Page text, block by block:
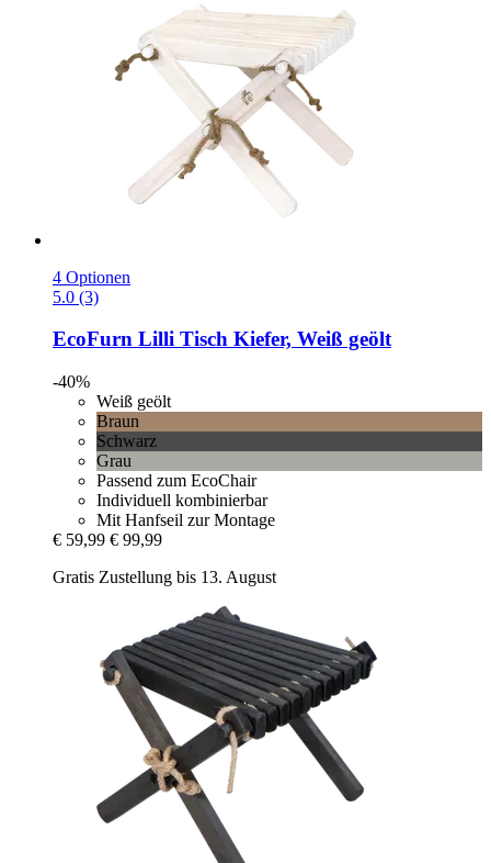
4 Optionen
5.0 (3)
EcoFurn Lilli Tisch Kiefer, Weiß geölt
-40%
Weiß geölt
Braun
Schwarz
Grau
Passend zum EcoChair
Individuell kombinierbar
Mit Hanfseil zur Montage
€ 59,99 € 99,99
Gratis Zustellung bis 13. August